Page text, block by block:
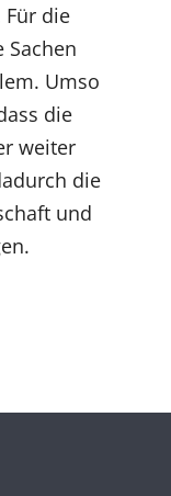
Für die
Sachen
Umso
die
weiter
die
und